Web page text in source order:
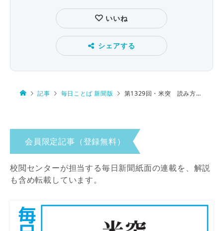
いいね
シェアする
記事 毎日ことば 新聞版 第1329回・米突 読み方は…
会員限定記事（登録無料）
校閲センターが担当する毎日新聞紙面の連載を、解説
も含め転載しています。